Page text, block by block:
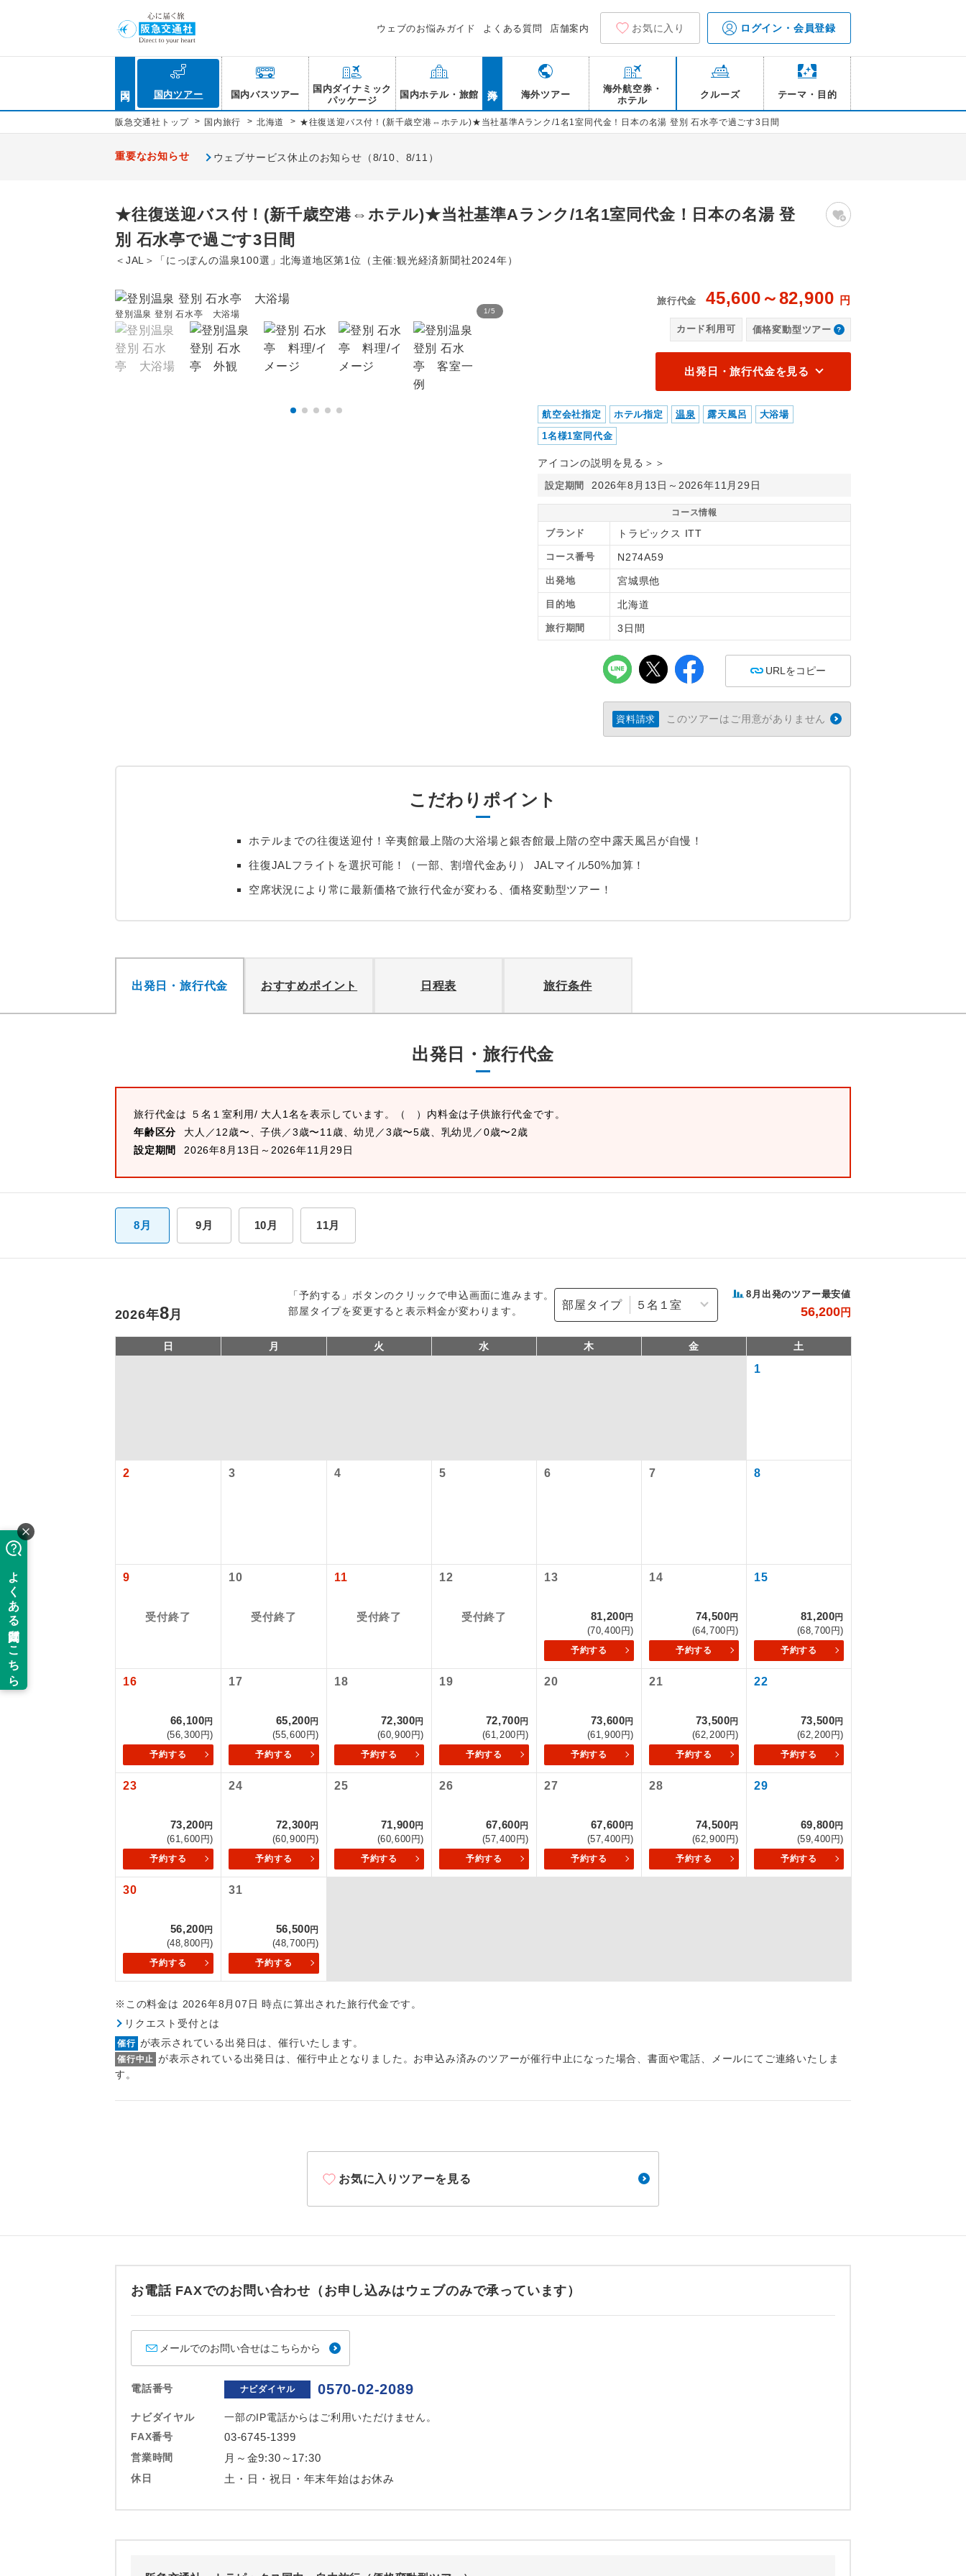
ウェブのお悩みガイド よくある質問 店舗案内 お気に入り ログイン・会員登録
国内ツアー 国内バスツアー
国内ダイナミック
パッケージ
国内ホテル・旅館 海外ツアー
海外航空券・
ホテル
クルーズ テーマ・目的
阪急交通社トップ > 国内旅行 > 北海道 > ★往復送迎バス付！(新千歳空港⇔ホテル)★当社基準Aランク/1名1室同代金！日本の名湯 登別 石水亭で過ごす3日間
重要なお知らせ ウェブサービス休止のお知らせ（8/10、8/11）
★往復送迎バス付！(新千歳空港⇔ホテル)★当社基準Aランク/1名1室同代金！日本の名湯 登
別 石水亭で過ごす3日間
＜JAL＞「にっぽんの温泉100選」北海道地区第1位（主催:観光経済新聞社2024年）
1/5
登別温泉 登別 石水亭 大浴場
旅行代金 45,600～82,900 円
カード利用可 価格変動型ツアー
出発日・旅行代金を見る
航空会社指定 ホテル指定 温泉 露天風呂
大浴場
1名様1室同代金
アイコンの説明を見る＞＞
設定期間 2026年8月13日～2026年11月29日
コース情報
ブランド トラピックス ITT
コース番号 N274A59
出発地 宮城県他
目的地 北海道
旅行期間 3日間
URLをコピー
資料請求 このツアーはご用意がありません
こだわりポイント
ホテルまでの往復送迎付！辛夷館最上階の大浴場と銀杏館最上階の空中露天風呂が自慢！
往復JALフライトを選択可能！（一部、割増代金あり） JALマイル50%加算！
空席状況により常に最新価格で旅行代金が変わる、価格変動型ツアー！
出発日・旅行代金 おすすめポイント 日程表 旅行条件
出発日・旅行代金
旅行代金は ５名１室利用/ 大人1名を表示しています。
（ ）内料金は子供旅行代金です。
年齢区分
大人／12歳〜、子供／3歳〜11歳、幼児／3歳〜5歳、乳幼児／0歳〜2歳
設定期間
2026年8月13日～2026年11月29日
8月 9月 10月 11月
「予約する」ボタンのクリックで申込画面に進みます。
部屋タイプを変更すると表示料金が変わります。
部屋タイプ
8 月出発のツアー最安値
56,200円
2026年8月
日 月 火 水 木 金 土
1
2 3 4 5 6 7 8
9
受付終了
10
受付終了
11
受付終了
12
受付終了
13
81,200円
(70,400円)
予約する
14
74,500円
(64,700円)
予約する
15
81,200円
(68,700円)
予約する
16
66,100円
(56,300円)
予約する
17
65,200円
(55,600円)
予約する
18
72,300円
(60,900円)
予約する
19
72,700円
(61,200円)
予約する
20
73,600円
(61,900円)
予約する
21
73,500円
(62,200円)
予約する
22
73,500円
(62,200円)
予約する
23
73,200円
(61,600円)
予約する
24
72,300円
(60,900円)
予約する
25
71,900円
(60,600円)
予約する
26
67,600円
(57,400円)
予約する
27
67,600円
(57,400円)
予約する
28
74,500円
(62,900円)
予約する
29
69,800円
(59,400円)
予約する
30
56,200円
(48,800円)
予約する
31
56,500円
(48,700円)
予約する
※この料金は 2026年8月07日 時点に算出された旅行代金です。
リクエスト受付とは
催行 が表示されている出発日は、催行いたします。
催行中止 が表示されている出発日は、催行中止となりました。お申込み済みのツアーが催行中止になった場合、書面や電話、メールにてご連絡いたしま
す。
お気に入りツアーを見る
お電話 FAXでのお問い合わせ（お申し込みはウェブのみで承っています）
メールでのお問い合せはこちらから
電話番号 ナビダイヤル 0570-02-2089
ナビダイヤル
一部のIP電話からはご利用いただけません。
FAX番号
03-6745-1399
営業時間 月～金9:30～17:30
休日 土・日・祝日・年末年始はお休み
「価格変動型ツアー」に関するご案内
お申し込み時期・ご利用便の空席状況によって料金が変動いたします。
以下の注意事項をあらかじめご了承いただきますようお願いいたします。
お支払いは、クレジットカード決済のみとなります。
ご予約方法について
ウェブ限定コースとなりますので、コールセンター及びカウンターでのお申し込みはできま
アイコン 説明
世界遺産
ユネスコに登録されている文化遺産や自然遺産を訪ねるコー
スです。
絶景 絶景スポットに立ち寄るコースです。
温泉 温泉地にも宿泊するコースです。
露天風呂 ご宿泊ホテルに露天風呂が付いています。
全食事付き
全てのお食事が付いていますので、お食事の心配はいりませ
ん。（機内食を除く）
トラベルイヤホン
1名様催行 1名様から出発可能な個人型プランです。
おひとり様参加限定
年齢制限あり ご参加にあたり年齢に制限があるコースです。
ホテル指定 ご紹介するホテルを指定したコースです。
おひとり様バス2席利用 おひとり様でバス席を2席利⽤できます。